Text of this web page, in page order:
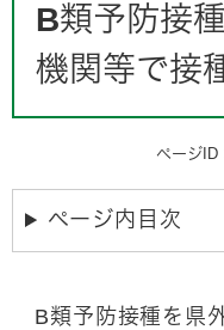
B類予防接
機関等で接
ページID
ページ内目次
B類予防接種を県